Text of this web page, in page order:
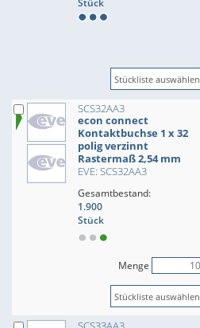
Stück
SCS32AA3
econ connect
Kontaktbuchse 1 x 32
polig verzinnt
Rastermaß 2,54 mm
EVE: SCS32AA3
Gesamtbestand:
1.900
Stück
Menge